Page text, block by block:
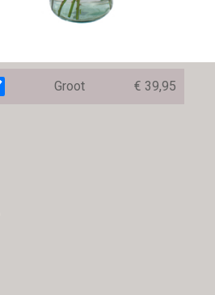
Groot € 39,95